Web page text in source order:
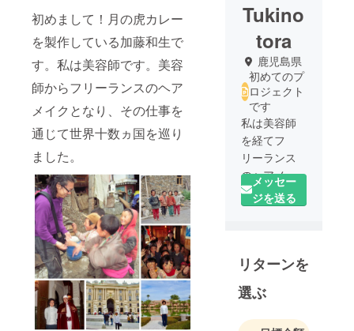
初めまして！月の虎カレー
を製作している加藤和生で
す。私は美容師です。美容
師からフリーランスのヘア
メイクとなり、その仕事を
通じて世界十数ヵ国を巡り
ました。
Tukino
tora
鹿児島県
初めてのプ
ロジェクト
です
私は美容師
を経てフ
リーランス
のヘアメイ
クとなり、
様々な広告
参りまし
なタレント
メッセー
ジを送る
リターンを
選ぶ